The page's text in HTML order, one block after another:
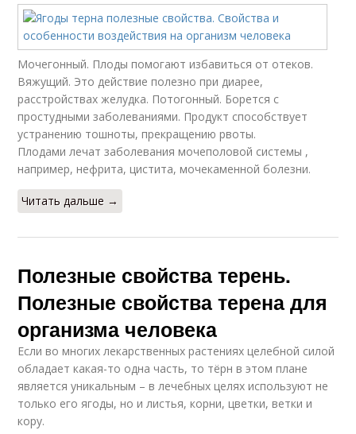
Мочегонный. Плоды помогают избавиться от отеков.
Вяжущий. Это действие полезно при диарее,
расстройствах желудка. Потогонный. Борется с
простудными заболеваниями. Продукт способствует
устранению тошноты, прекращению рвоты.
Плодами лечат заболевания мочеполовой системы ,
например, нефрита, цистита, мочекаменной болезни.
Читать дальше →
Полезные свойства терень.
Полезные свойства терена для
организма человека
Если во многих лекарственных растениях целебной силой
обладает какая-то одна часть, то тёрн в этом плане
является уникальным – в лечебных целях используют не
только его ягоды, но и листья, корни, цветки, ветки и
кору.